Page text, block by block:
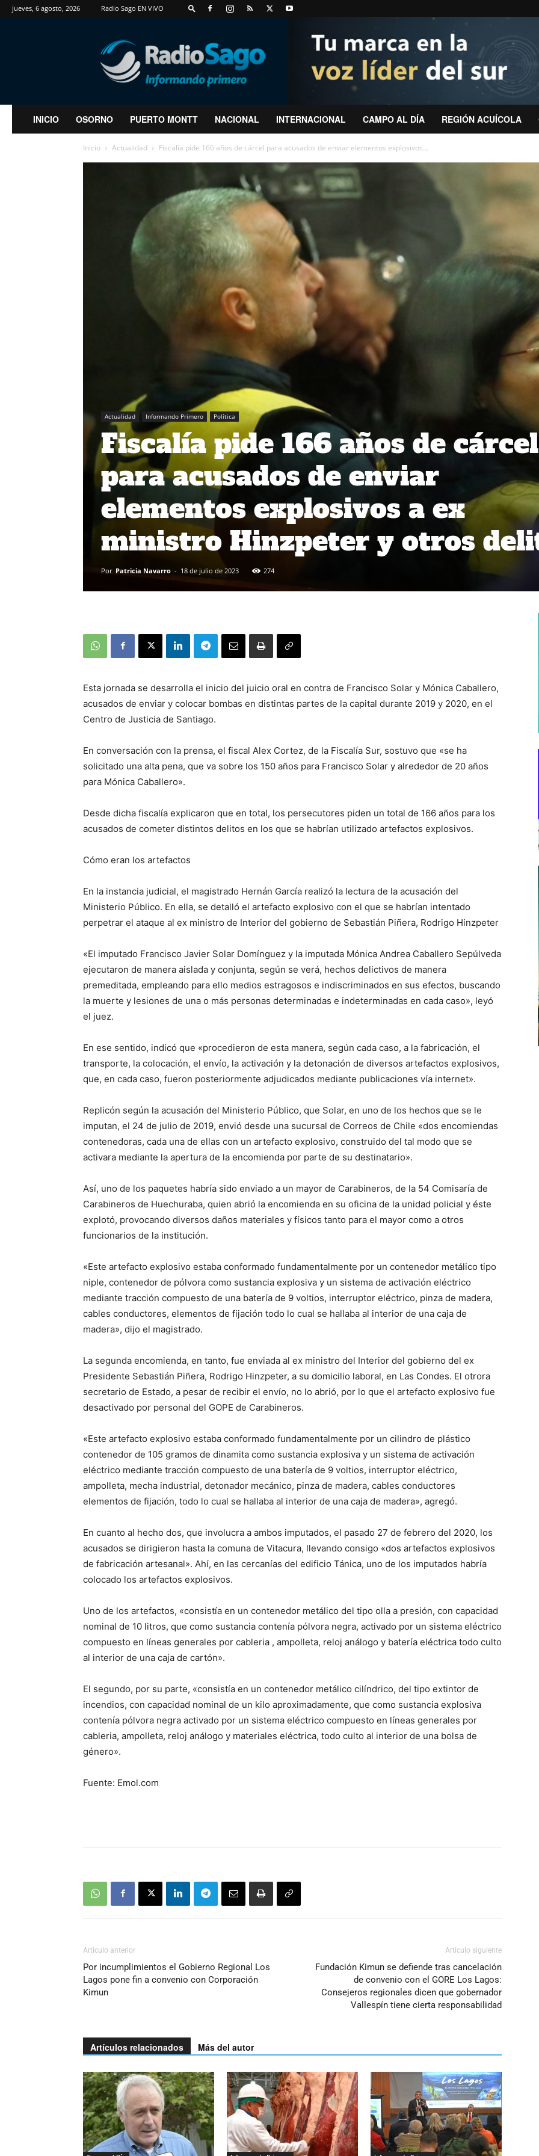
jueves, 6 agosto, 2026 Radio Sago EN VIVO
RadioSago
INICIO OSORNO PUERTO MONTT NACIONAL INTERNACIONAL CAMPO AL DÍA REGIÓN ACUÍCOLA
Inicio Actualidad Fiscalía pide 166 años de cárcel para acusados de enviar elementos explosivos...
Actualidad Informando Primero Política
Fiscalía pide 166 años de cárcel
para acusados de enviar
elementos explosivos a ex
ministro Hinzpeter y otros
Por Patricia Navarro - 18 de julio de 2023 274
Esta jornada se desarrolla el inicio del juicio oral en contra de Francisco Solar y Mónica Caballero,
acusados de enviar y colocar bombas en distintas partes de la capital durante 2019 y 2020, en el
Centro de Justicia de Santiago.
En conversación con la prensa, el fiscal Alex Cortez, de la Fiscalía Sur, sostuvo que «se ha
solicitado una alta pena, que va sobre los 150 años para Francisco Solar y alrededor de 20 años
para Mónica Caballero».
Desde dicha fiscalía explicaron que en total, los persecutores piden un total de 166 años para los
acusados de cometer distintos delitos en los que se habrían utilizado artefactos explosivos.
Cómo eran los artefactos
En la instancia judicial, el magistrado Hernán García realizó la lectura de la acusación del
Ministerio Público. En ella, se detalló el artefacto explosivo con el que se habrían intentado
perpetrar el ataque al ex ministro de Interior del gobierno de Sebastián Piñera, Rodrigo Hinzpeter
«El imputado Francisco Javier Solar Domínguez y la imputada Mónica Andrea Caballero Sepúlveda
ejecutaron de manera aislada y conjunta, según se verá, hechos delictivos de manera
premeditada, empleando para ello medios estragosos e indiscriminados en sus efectos, buscando
la muerte y lesiones de una o más personas determinadas e indeterminadas en cada caso», leyó
el juez.
En ese sentido, indicó que «procedieron de esta manera, según cada caso, a la fabricación, el
transporte, la colocación, el envío, la activación y la detonación de diversos artefactos explosivos,
que, en cada caso, fueron posteriormente adjudicados mediante publicaciones vía internet».
Replicón según la acusación del Ministerio Público, que Solar, en uno de los hechos que se le
imputan, el 24 de julio de 2019, envió desde una sucursal de Correos de Chile «dos encomiendas
contenedoras, cada una de ellas con un artefacto explosivo, construido del tal modo que se
activara mediante la apertura de la encomienda por parte de su destinatario».
Así, uno de los paquetes habría sido enviado a un mayor de Carabineros, de la 54 Comisaría de
Carabineros de Huechuraba, quien abrió la encomienda en su oficina de la unidad policial y éste
explotó, provocando diversos daños materiales y físicos tanto para el mayor como a otros
funcionarios de la institución.
«Este artefacto explosivo estaba conformado fundamentalmente por un contenedor metálico tipo
niple, contenedor de pólvora como sustancia explosiva y un sistema de activación eléctrico
mediante tracción compuesto de una batería de 9 voltios, interruptor eléctrico, pinza de madera,
cables conductores, elementos de fijación todo lo cual se hallaba al interior de una caja de
madera», dijo el magistrado.
La segunda encomienda, en tanto, fue enviada al ex ministro del Interior del gobierno del ex
Presidente Sebastián Piñera, Rodrigo Hinzpeter, a su domicilio laboral, en Las Condes. El otrora
secretario de Estado, a pesar de recibir el envío, no lo abrió, por lo que el artefacto explosivo fue
desactivado por personal del GOPE de Carabineros.
«Este artefacto explosivo estaba conformado fundamentalmente por un cilindro de plástico
contenedor de 105 gramos de dinamita como sustancia explosiva y un sistema de activación
eléctrico mediante tracción compuesto de una batería de 9 voltios, interruptor eléctrico,
ampolleta, mecha industrial, detonador mecánico, pinza de madera, cables conductores
elementos de fijación, todo lo cual se hallaba al interior de una caja de madera», agregó.
En cuanto al hecho dos, que involucra a ambos imputados, el pasado 27 de febrero del 2020, los
acusados se dirigieron hasta la comuna de Vitacura, llevando consigo «dos artefactos explosivos
de fabricación artesanal». Ahí, en las cercanías del edificio Tánica, uno de los imputados habría
colocado los artefactos explosivos.
Uno de los artefactos, «consistía en un contenedor metálico del tipo olla a presión, con capacidad
nominal de 10 litros, que como sustancia contenía pólvora negra, activado por un sistema eléctrico
compuesto en líneas generales por cableria , ampolleta, reloj análogo y batería eléctrica todo culto
al interior de una caja de cartón».
El segundo, por su parte, «consistía en un contenedor metálico cilíndrico, del tipo extintor de
incendios, con capacidad nominal de un kilo aproximadamente, que como sustancia explosiva
contenía pólvora negra activado por un sistema eléctrico compuesto en líneas generales por
cableria, ampolleta, reloj análogo y materiales eléctrica, todo culto al interior de una bolsa de
género».
Fuente: Emol.com
Artículo anterior
Por incumplimientos el Gobierno Regional Los
Lagos pone fin a convenio con Corporación
Kimun
Artículo siguiente
Fundación Kimun se defiende tras cancelación
de convenio con el GORE Los Lagos:
Consejeros regionales dicen que gobernador
Vallespín tiene cierta responsabilidad
Artículos relacionados Más del autor